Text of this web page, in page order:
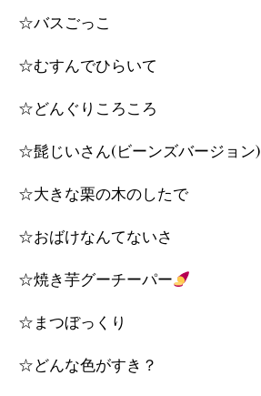
☆バスごっこ
☆むすんでひらいて
☆どんぐりころころ
☆髭じいさん(ビーンズバージョン)
☆大きな栗の木のしたで
☆おばけなんてないさ
☆焼き芋グーチーパー
☆まつぼっくり
☆どんな色がすき？